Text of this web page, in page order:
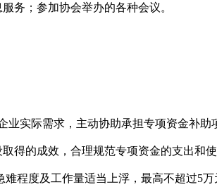
服务 ； 参加协会举办的各种会议。
业实际需求， 主动协助承担专项资金补助
取得的成效，合理规范专项资金的支出和
难程度及 工作量适当上浮，最高不超过5万